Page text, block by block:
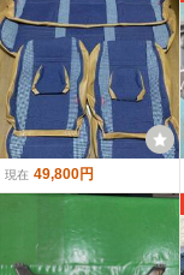
現在 49,800円